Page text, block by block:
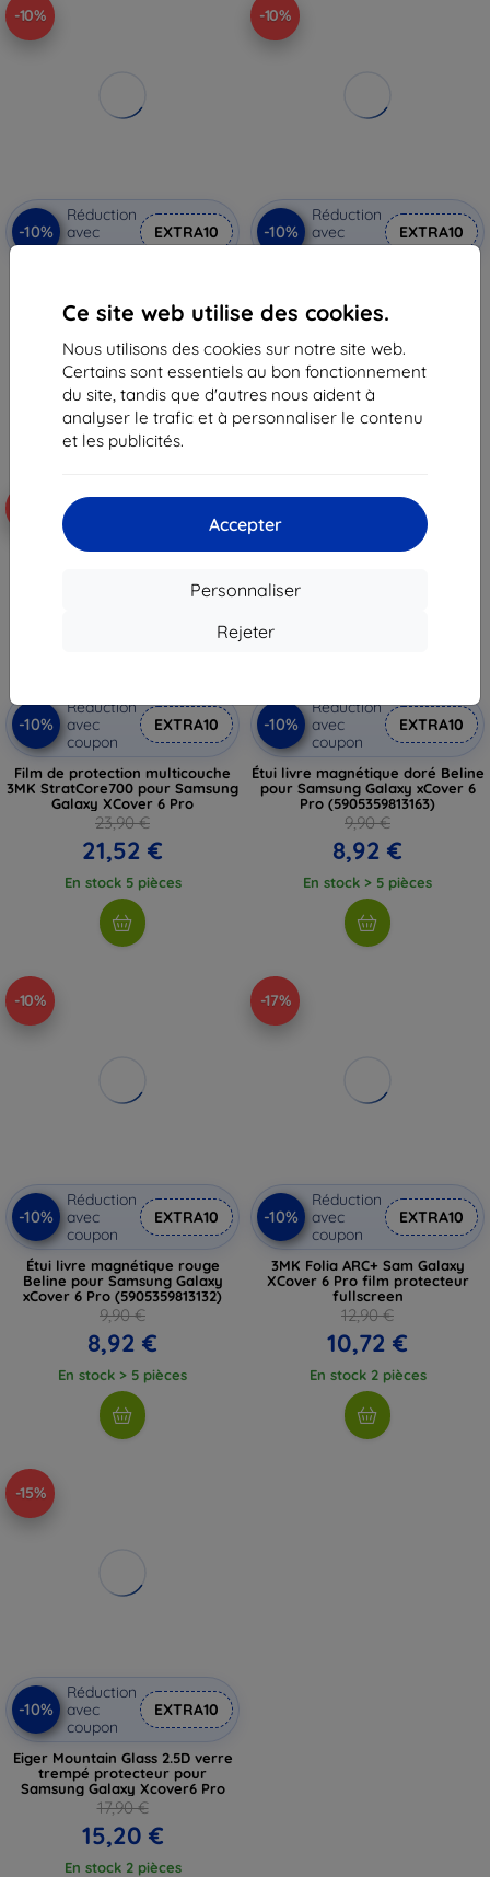
Ce site web utilise des cookies.
Nous utilisons des cookies sur notre site web.
Certains sont essentiels au bon fonctionnement
du site, tandis que d'autres nous aident à
analyser le trafic et à personnaliser le contenu
et les publicités.
Accepter
Personnaliser
Rejeter
-10%
-10%
Réduction
avec
coupon
EXTRA10
Xcover 6 Pro noir (ET-
BG715CBEBWW)
9,90 €
8,92 €
En stock > 5 pièces
-10%
-10%
Réduction
avec
coupon
EXTRA10
Pro noir (GH82-29187A)
54,82 €
En stock > 5 pièces
-10%
Réduction
avec
coupon
EXTRA10
Film de protection multicouche
3MK StratCore700 pour Samsung
Galaxy XCover 6 Pro
23,90 €
21,52 €
En stock 5 pièces
-10%
Réduction
avec
coupon
EXTRA10
Étui livre magnétique doré Beline
pour Samsung Galaxy xCover 6
Pro (5905359813163)
9,90 €
8,92 €
En stock > 5 pièces
-10%
-10%
Réduction
avec
coupon
EXTRA10
Étui livre magnétique rouge
Beline pour Samsung Galaxy
xCover 6 Pro (5905359813132)
9,90 €
8,92 €
En stock > 5 pièces
-17%
-10%
Réduction
avec
coupon
EXTRA10
3MK Folia ARC+ Sam Galaxy
XCover 6 Pro film protecteur
fullscreen
12,90 €
10,72 €
En stock 2 pièces
-15%
-10%
Réduction
avec
coupon
EXTRA10
Eiger Mountain Glass 2.5D verre
trempé protecteur pour
Samsung Galaxy Xcover6 Pro
17,90 €
15,20 €
En stock 2 pièces